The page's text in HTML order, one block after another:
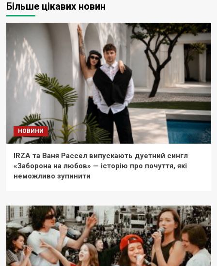
Більше цікавих новин
НОВИНИ
IRZA та Ваня Рассел випускають дуетний сингл
«Заборона на любов» — історію про почуття, які
неможливо зупинити